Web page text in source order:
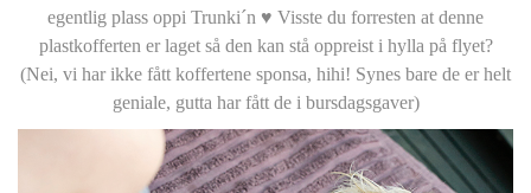
egentlig plass oppi Trunki´n ♥ Visste du forresten at denne
plastkofferten er laget så den kan stå oppreist i hylla på flyet?
(Nei, vi har ikke fått koffertene sponsa, hihi! Synes bare de er helt
geniale, gutta har fått de i bursdagsgaver)